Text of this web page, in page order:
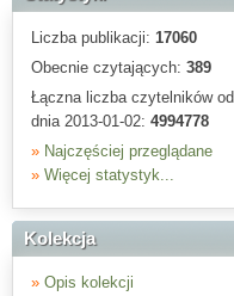
Liczba publikacji: 17060
Obecnie czytających: 389
Łączna liczba czytelników od
dnia 2013-01-02: 4994778
» Najczęściej przeglądane
» Więcej statystyk...
Kolekcja
» Opis kolekcji